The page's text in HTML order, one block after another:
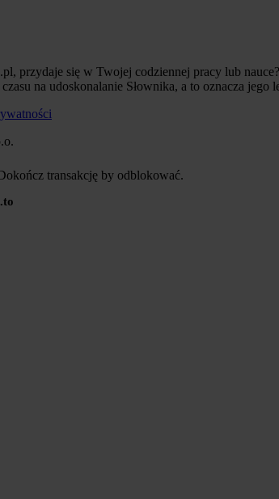
przydaje się w Twojej codziennej pracy lub
na udoskonalanie Słownika, a to oznacza jego
transakcję by odblokować.